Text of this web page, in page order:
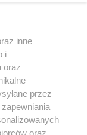
inne
i
oraz
przez
oraz